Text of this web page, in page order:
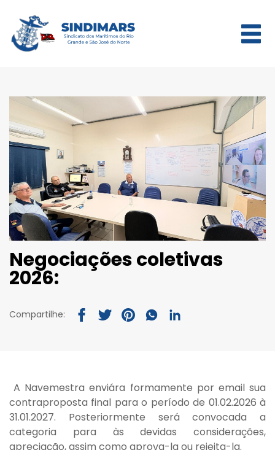
Negociações coletivas
2026:
Compartilhe:
A Navemestra enviára formamente por email sua
contraproposta final para o período de 01.02.2026 à
31.01.2027. Posteriormente será convocada a
categoria para às devidas considerações,
apreciação, assim como aprova-la ou rejeita-la.